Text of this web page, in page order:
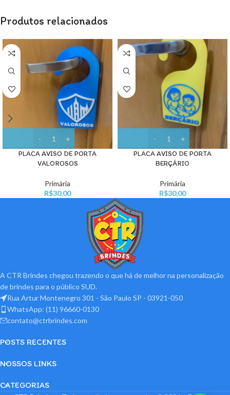
Produtos relacionados
PLACA AVISO DE PORTA
VALOROSOS
Primária
R$30,00
PLACA AVISO DE PORTA
BERÇÁRIO
Primária
R$30,00
A CTR Brindes chegou trazendo o que há de melhor na personalização
de brindes para o público SUD.
Rua Artur Montenegro 301 - São Paulo SP - 03921-050
WhatsApp: (11) 96660-0130
contato@ctrbrindes.com
POSTS RECENTES
NOSSOS LINKS
CATEGORIAS